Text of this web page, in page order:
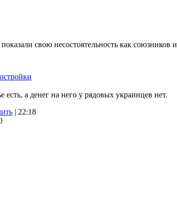
свою несостоятельность как союзников и
а денег на него у рядовых украинцев нет.
| 22:18